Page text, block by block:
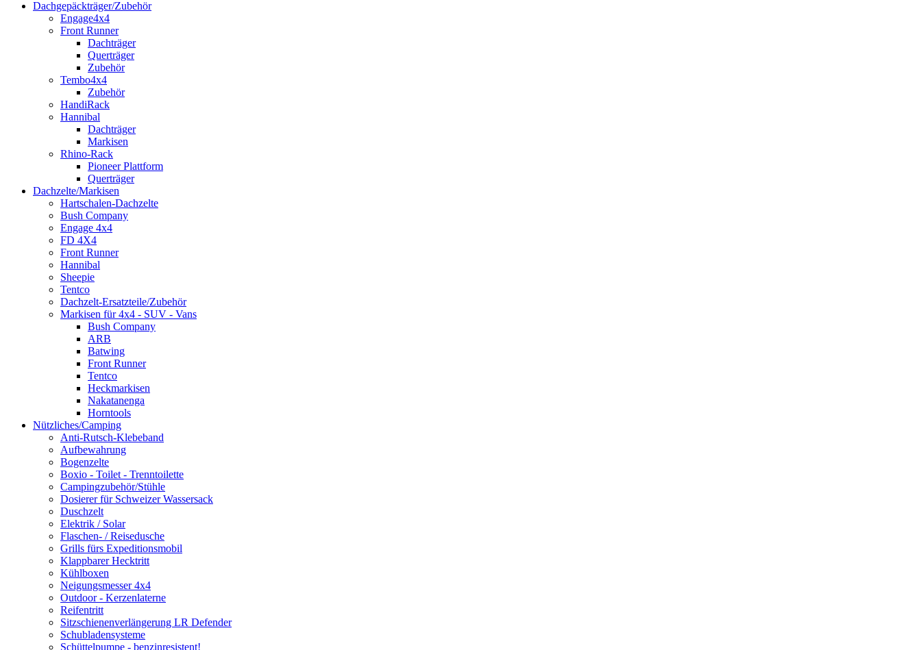
Dachgepäckträger/Zubehör
Engage4x4
Front Runner
Dachträger
Querträger
Zubehör
Tembo4x4
Zubehör
HandiRack
Hannibal
Dachträger
Markisen
Rhino-Rack
Pioneer Plattform
Querträger
Dachzelte/Markisen
Hartschalen-Dachzelte
Bush Company
Engage 4x4
FD 4X4
Front Runner
Hannibal
Sheepie
Tentco
Dachzelt-Ersatzteile/Zubehör
Markisen für 4x4 - SUV - Vans
Bush Company
ARB
Batwing
Front Runner
Tentco
Heckmarkisen
Nakatanenga
Horntools
Nützliches/Camping
Anti-Rutsch-Klebeband
Aufbewahrung
Bogenzelte
Boxio - Toilet - Trenntoilette
Campingzubehör/Stühle
Dosierer für Schweizer Wassersack
Duschzelt
Elektrik / Solar
Flaschen- / Reisedusche
Grills fürs Expeditionsmobil
Klappbarer Hecktritt
Kühlboxen
Neigungsmesser 4x4
Outdoor - Kerzenlaterne
Reifentritt
Sitzschienenverlängerung LR Defender
Schubladensysteme
Schüttelpumpe - benzinresistent!